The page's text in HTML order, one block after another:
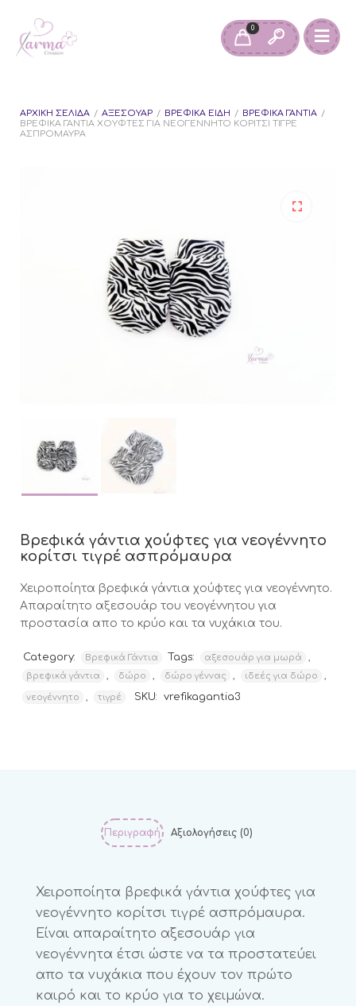
0
ΑΡΧΙΚΉ ΣΕΛΊΔΑ / ΑΞΕΣΟΥΆΡ / ΒΡΕΦΙΚΆ ΕΊΔΗ / ΒΡΕΦΙΚΆ ΓΆΝΤΙΑ /
ΒΡΕΦΙΚΆ ΓΆΝΤΙΑ ΧΟΎΦΤΕΣ ΓΙΑ ΝΕΟΓΈΝΝΗΤΟ ΚΟΡΊΤΣΙ ΤΙΓΡΈ
ΑΣΠΡΌΜΑΥΡΑ
Βρεφικά γάντια χούφτες για νεογέννητο
κορίτσι τιγρέ ασπρόμαυρα
Χειροποίητα βρεφικά γάντια χούφτες για νεογέννητο.
Aπαραίτητο αξεσουάρ του νεογέννητου για
προστασία απο το κρύο και τα νυχάκια του.
Category: Βρεφικά Γάντια Tags: αξεσουάρ για μωρά ,
βρεφικά γάντια , δώρο , δώρο γέννας , ιδεές για δώρο ,
νεογέννητο , τιγρέ SKU: vrefikagantia3
Περιγραφή Αξιολογήσεις (0)
Χειροποίητα βρεφικά γάντια χούφτες για
νεογέννητο κορίτσι τιγρέ ασπρόμαυρα.
Είναι απαραίτητο αξεσουάρ για
νεογέννητα έτσι ώστε να τα προστατεύει
απο τα νυχάκια που έχουν τον πρώτο
καιρό και το κρύο για το χειμώνα.